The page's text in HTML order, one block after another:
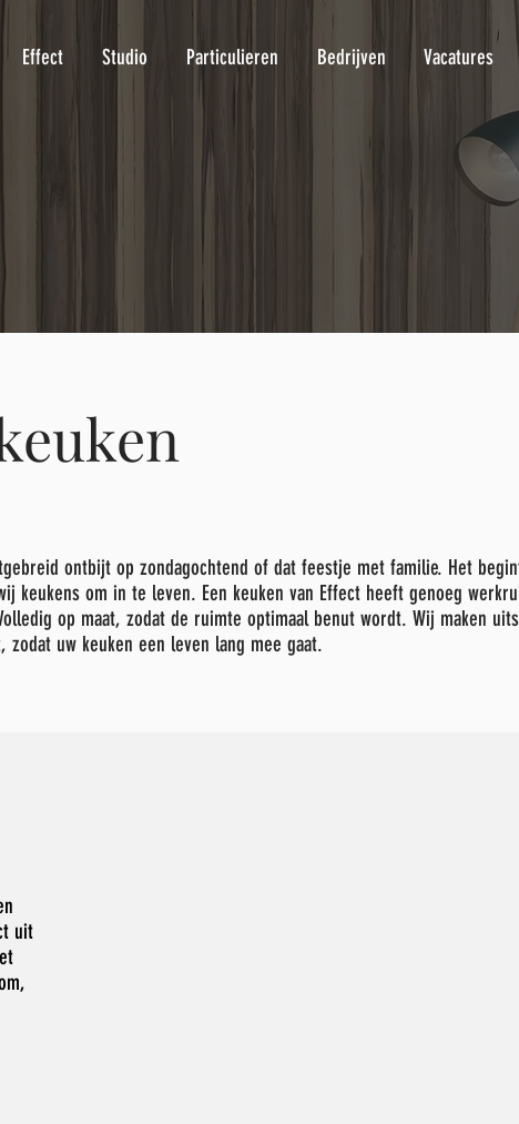
Effect Studio Particulieren Bedrijven Vacatures
ontbijt op zondagochtend of dat feestje met familie. Het
keukens om in te leven. Een keuken van Effect heeft genoeg
op maat, zodat de ruimte optimaal benut wordt. Wij maken
uw keuken een leven lang mee gaat.
uit